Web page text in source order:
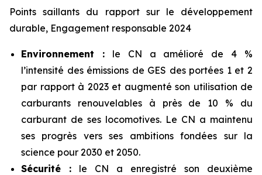
Points saillants du rapport sur le développement
durable, Engagement responsable 2024
Environnement :le CN a amélioré de 4 %
l’intensité des émissions de GES des portées 1 et 2
par rapport à 2023 et augmenté son utilisation de
carburants renouvelables à près de 10 % du
carburant de ses locomotives. Le CN a maintenu
ses progrès vers ses ambitions fondées sur la
science pour 2030 et 2050.
Sécurité : le CN a enregistré son deuxième